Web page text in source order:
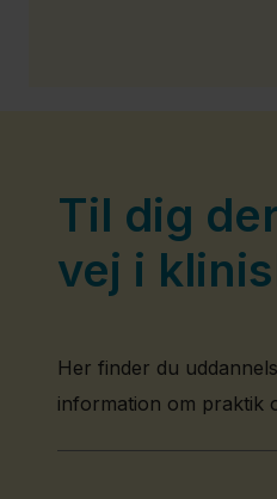
Til dig
vej i
Her finder du
information om praktik